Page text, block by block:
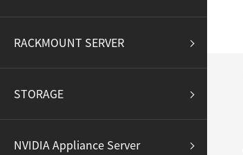
RACKMOUNT SERVER
STORAGE
NVIDIA Appliance Server